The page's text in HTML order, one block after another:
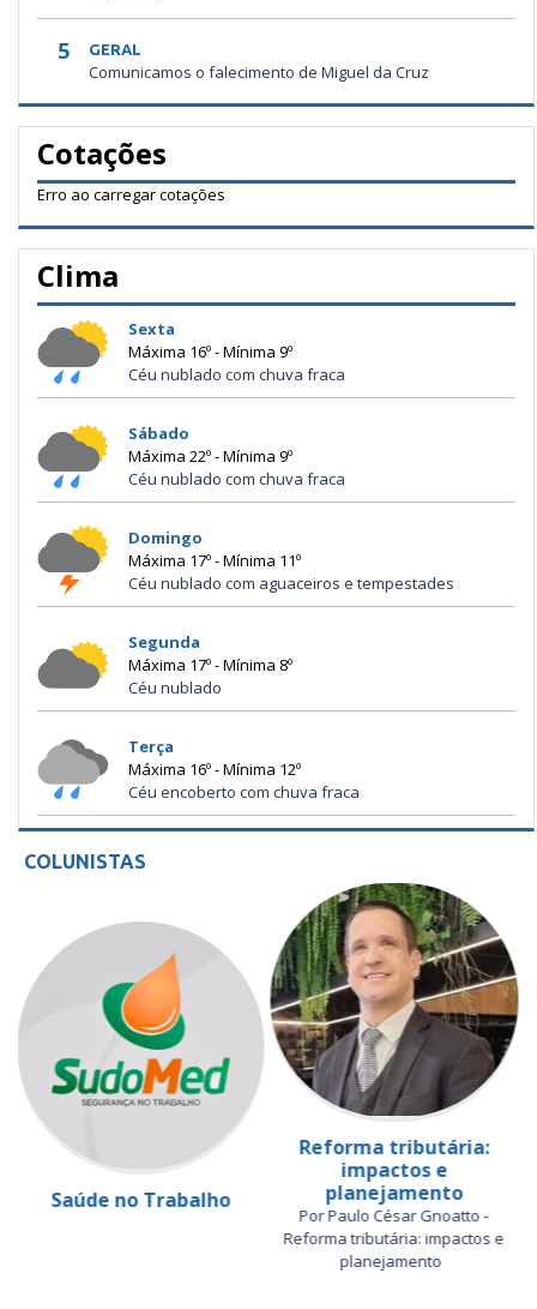
5 GERAL
Comunicamos o falecimento de Miguel da Cruz
Cotações
Erro ao carregar cotações
Clima
Sexta
Máxima 16º - Mínima 9º
Céu nublado com chuva fraca
Sábado
Máxima 22º - Mínima 9º
Céu nublado com chuva fraca
Domingo
Máxima 17º - Mínima 11º
Céu nublado com aguaceiros e tempestades
Segunda
Máxima 17º - Mínima 8º
Céu nublado
Terça
Máxima 16º - Mínima 12º
Céu encoberto com chuva fraca
COLUNISTAS
Saúde no Trabalho
Reforma tributária:
impactos e
planejamento
Por Paulo César Gnoatto -
Reforma tributária: impactos e
planejamento